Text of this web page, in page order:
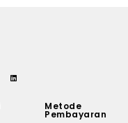
Metode
Pembayaran